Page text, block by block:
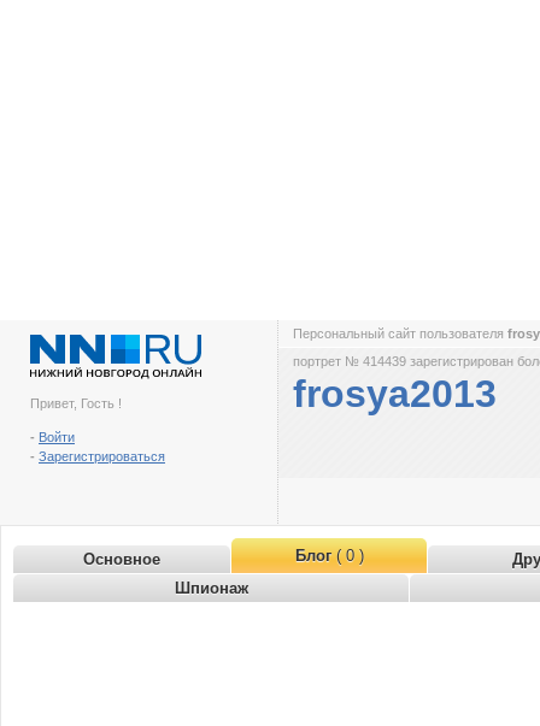
Привет, Гость !
- Войти
- Зарегистрироваться
Персональный сайт пользователя
портрет № 414439 зарегистрирован
frosya2013
Основное Блог( 0 )
Шпионаж